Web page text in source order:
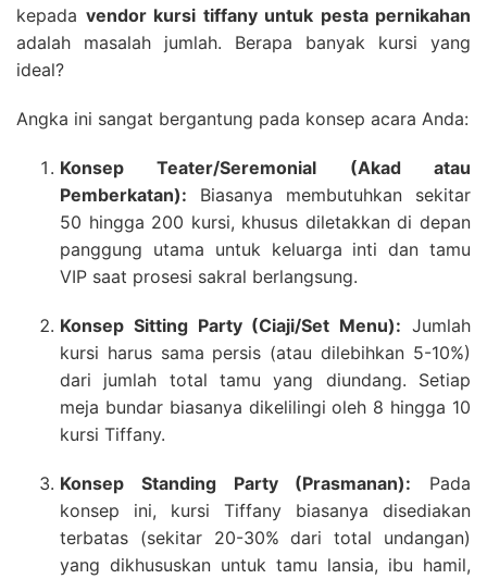
kepada vendor kursi tiffany untuk pesta pernikahan
adalah masalah jumlah. Berapa banyak kursi yang
ideal?
Angka ini sangat bergantung pada konsep acara Anda:
Konsep Teater/Seremonial (Akad atau
Pemberkatan): Biasanya membutuhkan sekitar
50 hingga 200 kursi, khusus diletakkan di depan
panggung utama untuk keluarga inti dan tamu
VIP saat prosesi sakral berlangsung.
Konsep Sitting Party (Ciaji/Set Menu): Jumlah
kursi harus sama persis (atau dilebihkan 5-10%)
dari jumlah total tamu yang diundang. Setiap
meja bundar biasanya dikelilingi oleh 8 hingga 10
kursi Tiffany.
Konsep Standing Party (Prasmanan): Pada
konsep ini, kursi Tiffany biasanya disediakan
terbatas (sekitar 20-30% dari total undangan)
yang dikhususkan untuk tamu lansia, ibu hamil,